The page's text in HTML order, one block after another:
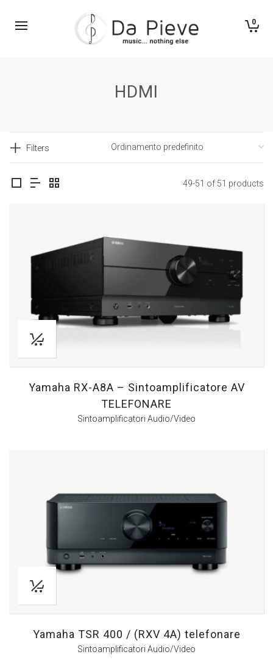
0
HDMI
Filters
49-51 of 51 products
Yamaha RX-A8A – Sintoamplificatore AV
TELEFONARE
Sintoamplificatori Audio/Video
Yamaha TSR 400 / (RXV 4A) telefonare
Sintoamplificatori Audio/Video